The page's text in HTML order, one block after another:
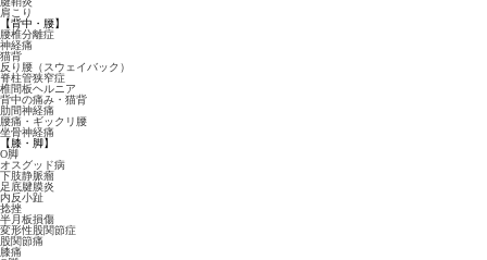
肩こり
【背中・腰】
腰椎分離症
神経痛
猫背
反り腰（スウェイバック）
脊柱管狭窄症
椎間板ヘルニア
背中の痛み・猫背
肋間神経痛
腰痛・ギックリ腰
坐骨神経痛
【膝・脚】
O脚
オスグッド病
下肢静脈瘤
足底腱膜炎
内反小趾
捻挫
半月板損傷
変形性股関節症
股関節痛
膝痛